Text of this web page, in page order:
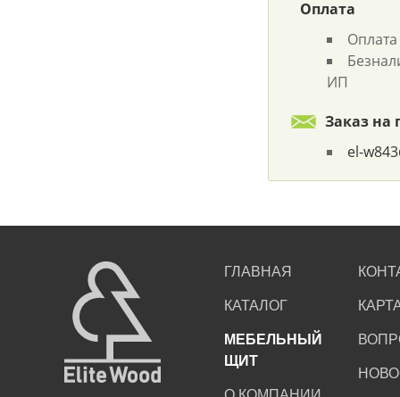
Оплата
ИП
Заказ на
el-
ГЛАВНАЯ
КАТАЛОГ
МЕБЕЛЬНЫЙ
ЩИТ